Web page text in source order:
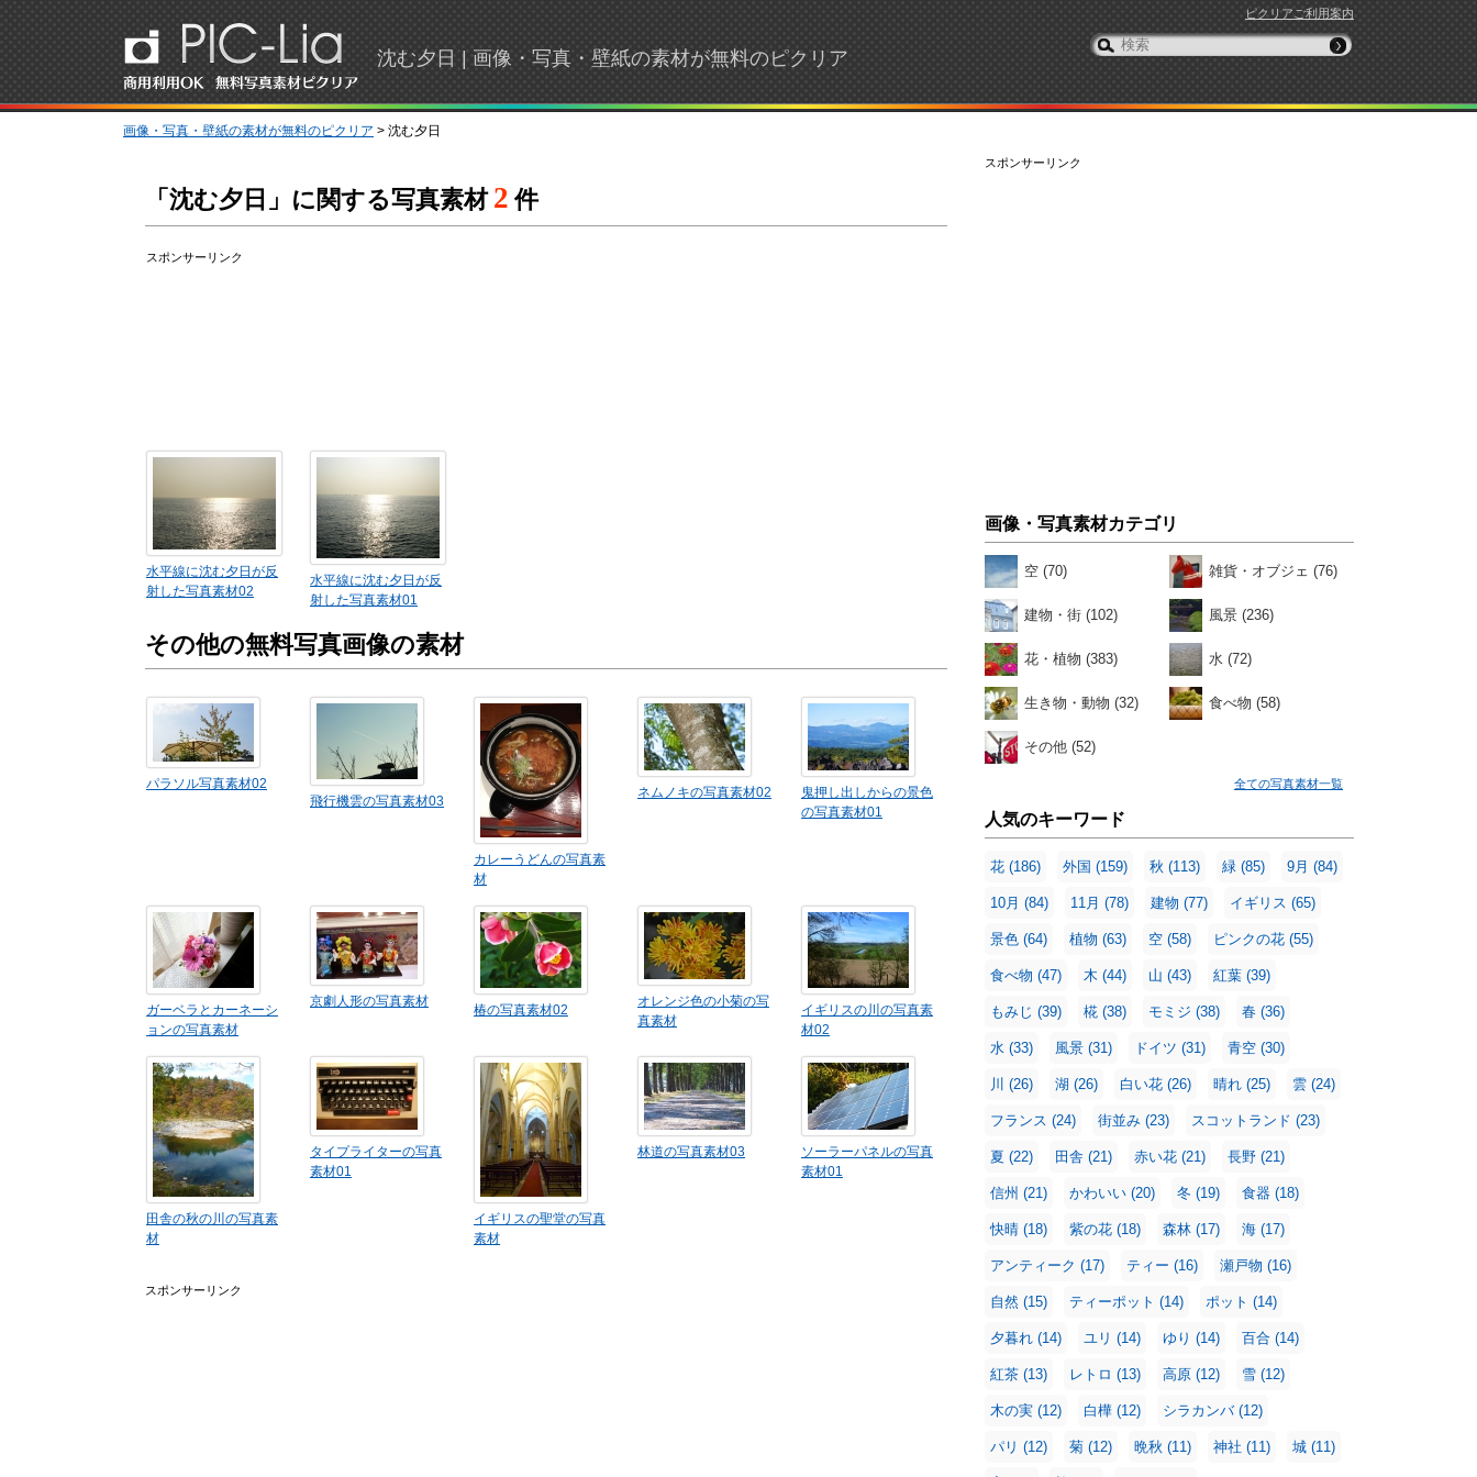
ピクリアご利用案内
沈む夕日 | 画像・写真・壁紙の素材が無料のピクリア
画像・写真・壁紙の素材が無料のピクリア > 沈む夕日
スポンサーリンク
画像・写真素材カテゴリ
空 (70) 雑貨・オブジェ (76)
建物・街 (102) 風景 (236)
花・植物 (383) 水 (72)
生き物・動物 (32) 食べ物 (58)
その他 (52)
全ての写真素材一覧
人気のキーワード
花 (186) 外国 (159) 秋 (113) 緑 (85) 9月 (84)
10月 (84) 11月 (78) 建物 (77) イギリス (65)
景色 (64) 植物 (63) 空 (58) ピンクの花 (55)
食べ物 (47) 木 (44) 山 (43) 紅葉 (39)
もみじ (39) 椛 (38) モミジ (38) 春 (36)
水 (33) 風景 (31) ドイツ (31) 青空 (30)
川 (26) 湖 (26) 白い花 (26) 晴れ (25) 雲 (24)
フランス (24) 街並み (23) スコットランド (23)
夏 (22) 田舎 (21) 赤い花 (21) 長野 (21)
信州 (21) かわいい (20) 冬 (19) 食器 (18)
快晴 (18) 紫の花 (18) 森林 (17) 海 (17)
アンティーク (17) ティー (16) 瀬戸物 (16)
自然 (15) ティーポット (14) ポット (14)
夕暮れ (14) ユリ (14) ゆり (14) 百合 (14)
紅茶 (13) レトロ (13) 高原 (12) 雪 (12)
木の実 (12) 白樺 (12) シラカンバ (12)
パリ (12) 菊 (12) 晩秋 (11) 神社 (11) 城 (11)
「沈む夕日」に関する写真素材 2 件
スポンサーリンク
水平線に沈む夕日が反
射した写真素材02
水平線に沈む夕日が反
射した写真素材01
その他の無料写真画像の素材
パラソル写真素材02
飛行機雲の写真素材03
カレーうどんの写真素
材
ネムノキの写真素材02
鬼押し出しからの景色
の写真素材01
ガーベラとカーネーシ
ョンの写真素材
京劇人形の写真素材
椿の写真素材02
オレンジ色の小菊の写
真素材
イギリスの川の写真素
材02
田舎の秋の川の写真素
材
タイプライターの写真
素材01
イギリスの聖堂の写真
素材
林道の写真素材03
ソーラーパネルの写真
素材01
スポンサーリンク